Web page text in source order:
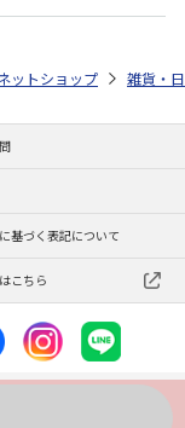
機対応 プラコップ トイ
ットショップ 雑貨・
基づく表記について
こちら